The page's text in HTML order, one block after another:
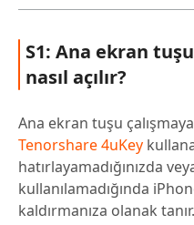
S1: Ana ekran
nasıl açılır?
Ana ekran tuşu
Tenorshare 4uKey
hatırlayamadığınızda
kullanılamadığında
kaldırmanıza olanak tanır.